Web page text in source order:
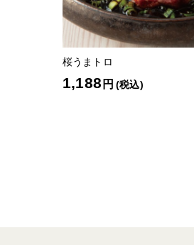
桜うまトロ
1,188 円 (税込)